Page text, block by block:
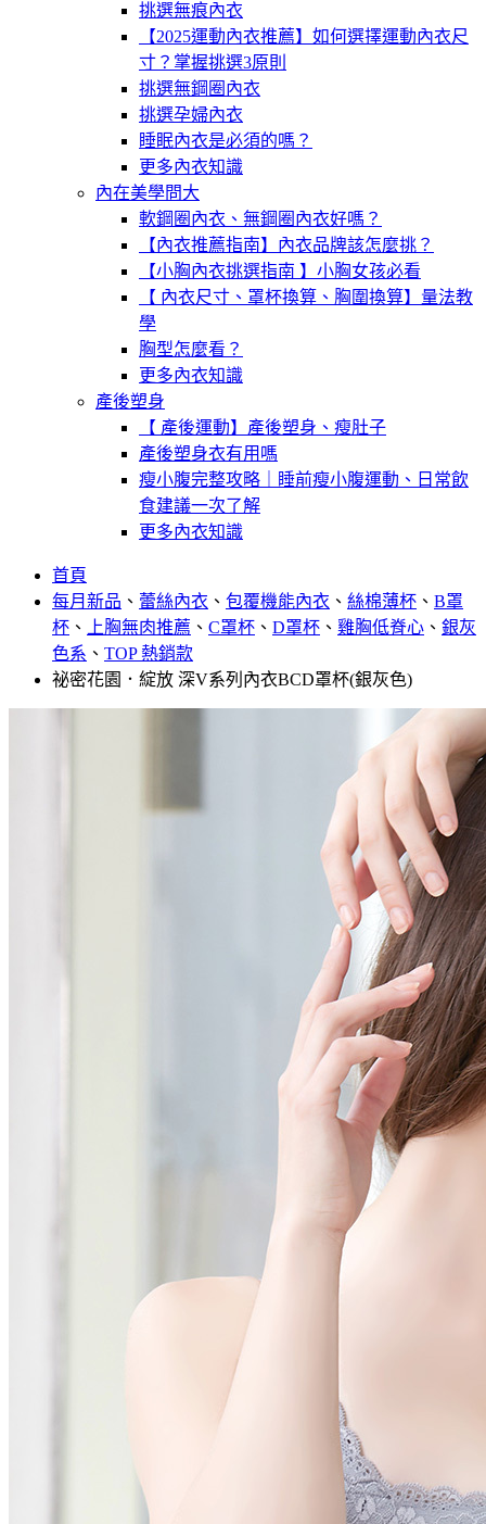
挑選無痕內衣
【2025運動內衣推薦】如何選擇運動內衣尺
寸？掌握挑選3原則
挑選無鋼圈內衣
挑選孕婦內衣
睡眠內衣是必須的嗎？
更多內衣知識
內在美學問大
軟鋼圈內衣、無鋼圈內衣好嗎？
【內衣推薦指南】內衣品牌該怎麼挑？
【小胸內衣挑選指南 】小胸女孩必看
【 內衣尺寸、罩杯換算、胸圍換算】量法教
學
胸型怎麼看？
更多內衣知識
產後塑身
【 產後運動】產後塑身、瘦肚子
產後塑身衣有用嗎
瘦小腹完整攻略｜睡前瘦小腹運動、日常飲
食建議一次了解
更多內衣知識
首頁
每月新品 、 蕾絲內衣 、 包覆機能內衣 、 絲棉薄杯 、 B罩
杯 、 上胸無肉推薦 、 C罩杯 、 D罩杯 、 雞胸低脊心 、 銀灰
色系 、 TOP 熱銷款
祕密花園．綻放 深V系列內衣BCD罩杯(銀灰色)